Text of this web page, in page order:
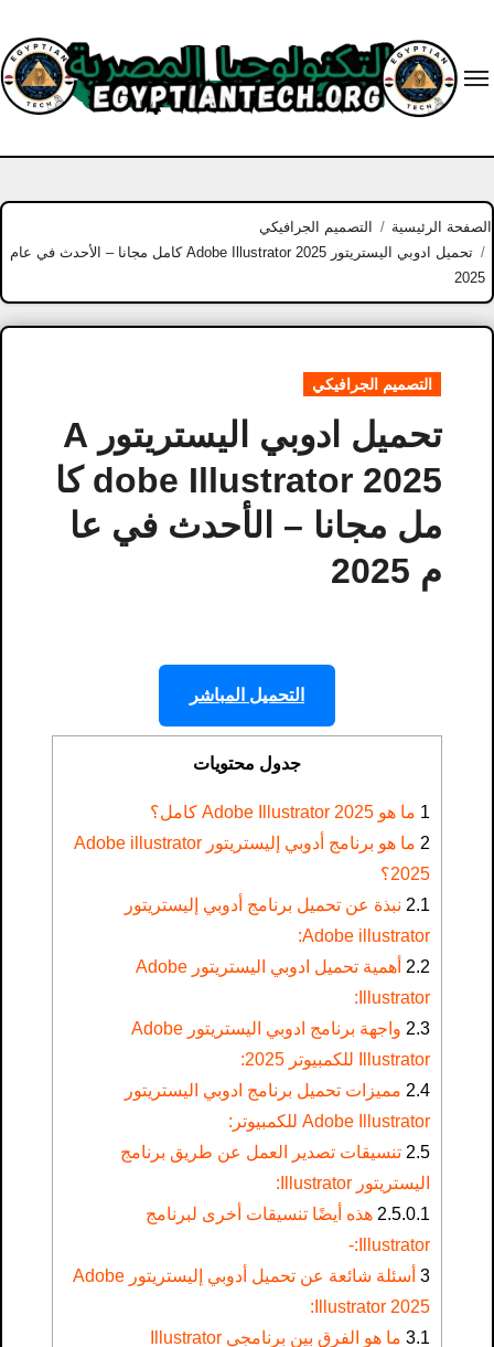
content
الصفحة الرئيسية
التصميم الجرافيكي
تحميل ادوبي اليستريتور Adobe Illustrator 2025 كامل مجانا – الأحدث في عام
2025
التصميم الجرافيكي
تحميل ادوبي اليستريتور A
dobe Illustrator 2025 كا
مل مجانا – الأحدث في عا
م 2025
التحميل المباشر
جدول محتويات
1 ما هو Adobe Illustrator 2025 كامل؟
2
ما هو برنامج أدوبي إليستريتور Adobe illustrator
2025؟
2.1 نبذة عن تحميل برنامج أدوبي إليستريتور
Adobe illustrator:
2.2
أهمية تحميل ادوبي اليستريتور Adobe
Illustrator:
2.3
واجهة برنامج ادوبي اليستريتور Adobe
Illustrator للكمبيوتر 2025:
2.4 مميزات تحميل برنامج ادوبي اليستريتور
Adobe Illustrator للكمبيوتر:
2.5 تنسيقات تصدير العمل عن طريق برنامج
اليستريتور Illustrator:
2.5.0.1 هذه أيضًا تنسيقات أخرى لبرنامج
Illustrator:-
3
أسئلة شائعة عن تحميل أدوبي إليستريتور Adobe
Illustrator 2025:
3.1
ما هو الفرق بين برنامجي Illustrator